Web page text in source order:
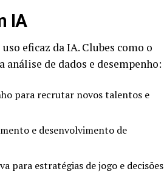
IA
eficaz da IA. Clubes como o
de dados e desempenho:
para recrutar novos talentos e
e desenvolvimento de
para estratégias de jogo e decisões